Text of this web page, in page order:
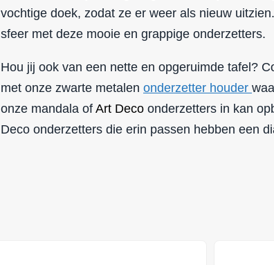
vochtige doek, zodat ze er weer als nieuw
sfeer met deze mooie en grappige onderzetters.
Hou jij ook van een nette en opgeruimde tafel?
met onze zwarte metalen onderzetter houder
onze mandala of Art Deco onderzetters in kan
Deco onderzetters die erin passen hebben een